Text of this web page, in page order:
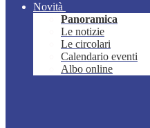
Novità
Panoramica
Le notizie
Le circolari
Calendario eventi
Albo online